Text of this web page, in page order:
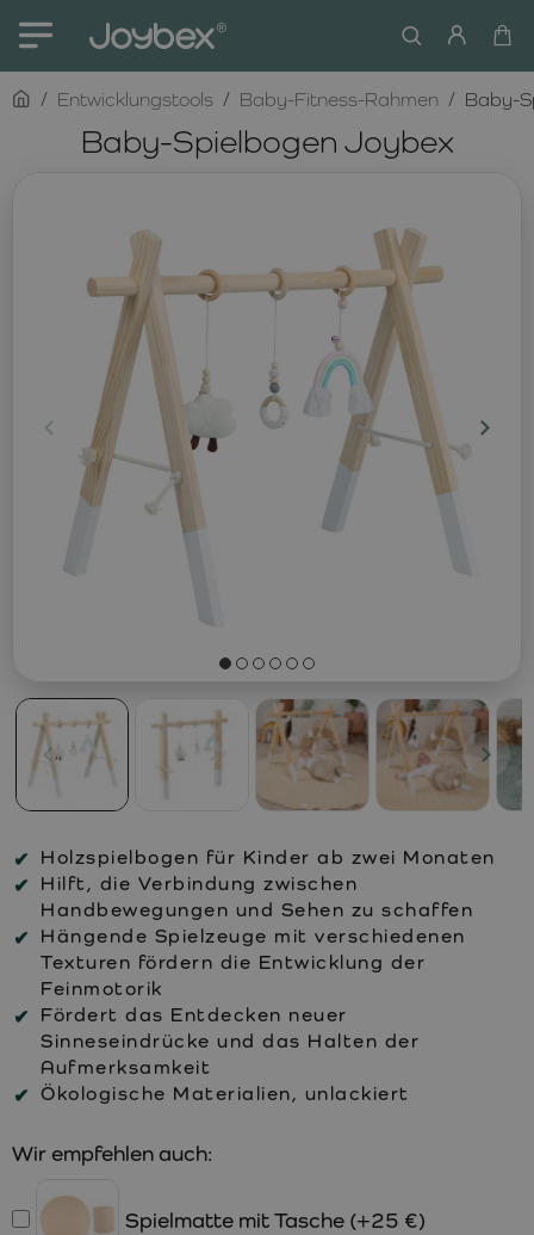
Baby-Spielbogen Joybex
homeEntwicklungstools Baby-Fitness-Rahmen Baby-
Holzspielbogen für Kinder ab zwei Monaten
Hilft, die Verbindung zwischen
Handbewegungen und Sehen zu schaffen
Hängende Spielzeuge mit verschiedenen
Texturen fördern die Entwicklung der
Feinmotorik
Fördert das Entdecken neuer
Sinneseindrücke und das Halten der
Aufmerksamkeit
Ökologische Materialien, unlackiert
Wir empfehlen auch:
Spielmatte mit Tasche (+25 €)